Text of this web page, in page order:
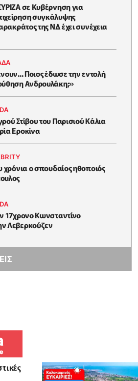
σε Κυβέρνηση για
συγκάλυψης
της ΝΔ έχει συνέχεια
Ποιος έδωσε την εντολή
Ανδρουλάκη;»
Στίβου του Παρισιού Κάλια
Εροκίνα
χρόνια ο σπουδαίος ηθοποιός
17χρονο Κωνσταντίνο
Λεβερκούζεν